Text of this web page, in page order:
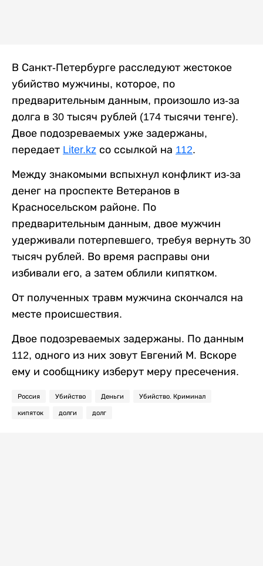
В Санкт-Петербурге расследуют жестокое
убийство мужчины, которое, по
предварительным данным, произошло из-за
долга в 30 тысяч рублей (174 тысячи тенге).
Двое подозреваемых уже задержаны,
передает Liter.kz со ссылкой на 112.
Между знакомыми вспыхнул конфликт из-за
денег на проспекте Ветеранов в
Красносельском районе. По
предварительным данным, двое мужчин
удерживали потерпевшего, требуя вернуть 30
тысяч рублей. Во время расправы они
избивали его, а затем облили кипятком.
От полученных травм мужчина скончался на
месте происшествия.
Двое подозреваемых задержаны. По данным
112, одного из них зовут Евгений М. Вскоре
ему и сообщнику изберут меру пресечения.
Россия Убийство Деньги Убийство. Криминал
кипяток долги долг